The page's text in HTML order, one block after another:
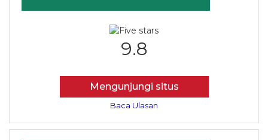
9.8
Mengunjungi situs
Baca Ulasan